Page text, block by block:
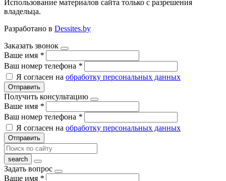
Использование материалов сайта только с разрешения
владельца.
Разработано в Dessites.by
Заказать звонок
Ваше имя *
Ваш номер телефона *
Я согласен на обработку персональных данных
Отправить
Получить консультацию
Ваше имя *
Ваш номер телефона *
Я согласен на обработку персональных данных
Отправить
Задать вопрос
Ваше имя *